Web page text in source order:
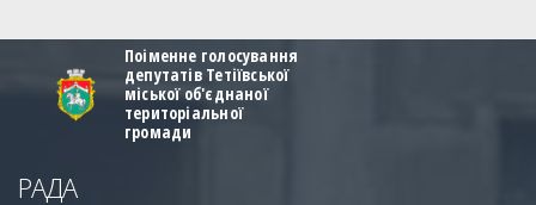
Поіменне голосування
депутатів Тетіївської
міської об'єднаної
територіальної
громади
РАДА